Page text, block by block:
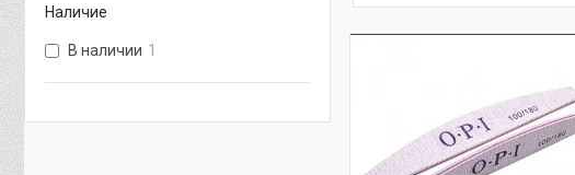
Наличие
В наличии 1